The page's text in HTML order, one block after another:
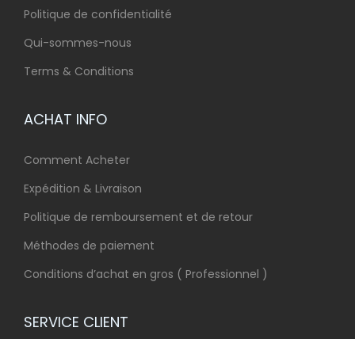
Politique de confidentialité
Qui-sommes-nous
Terms & Conditions
ACHAT INFO
Comment Acheter
Expédition & Livraison
Politique de remboursement et de retour
Méthodes de paiement
Conditions d’achat en gros ( Professionnel )
SERVICE CLIENT